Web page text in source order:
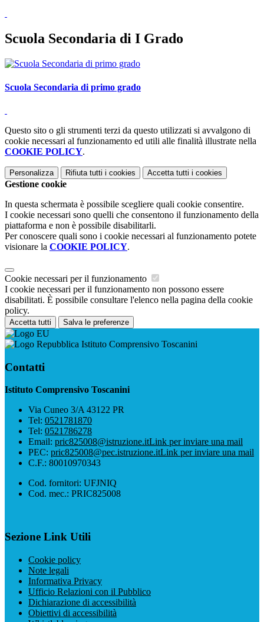
Scuola Secondaria di I Grado
Scuola Secondaria di primo grado
Questo sito o gli strumenti terzi da questo utilizzati si avvalgono di
cookie necessari al funzionamento ed utili alle finalità illustrate nella
COOKIE POLICY.
Personalizza Rifiuta tutti i cookies Accetta tutti i cookies
Gestione cookie
In questa schermata è possibile scegliere quali cookie consentire.
I cookie necessari sono quelli che consentono il funzionamento della
piattaforma e non è possibile disabilitarli.
Per conoscere quali sono i cookie necessari al funzionamento potete
visionare la COOKIE POLICY.
Cookie necessari per il funzionamento
I cookie necessari per il funzionamento non possono essere
disabilitati. È possibile consultare l'elenco nella pagina della cookie
policy.
Accetta tutti Salva le preferenze
Istituto Comprensivo Toscanini
Contatti
Istituto Comprensivo Toscanini
Via Cuneo 3/A 43122 PR
Tel: 0521781870
Tel: 0521786278
Email: pric825008@istruzione.itLink per inviare una mail
PEC: pric825008@pec.istruzione.itLink per inviare una mail
C.F.: 80010970343
Cod. fornitori: UFJNIQ
Cod. mec.: PRIC825008
Sezione Link Utili
Cookie policy
Note legali
Informativa Privacy
Ufficio Relazioni con il Pubblico
Dichiarazione di accessibilità
Obiettivi di accessibilità